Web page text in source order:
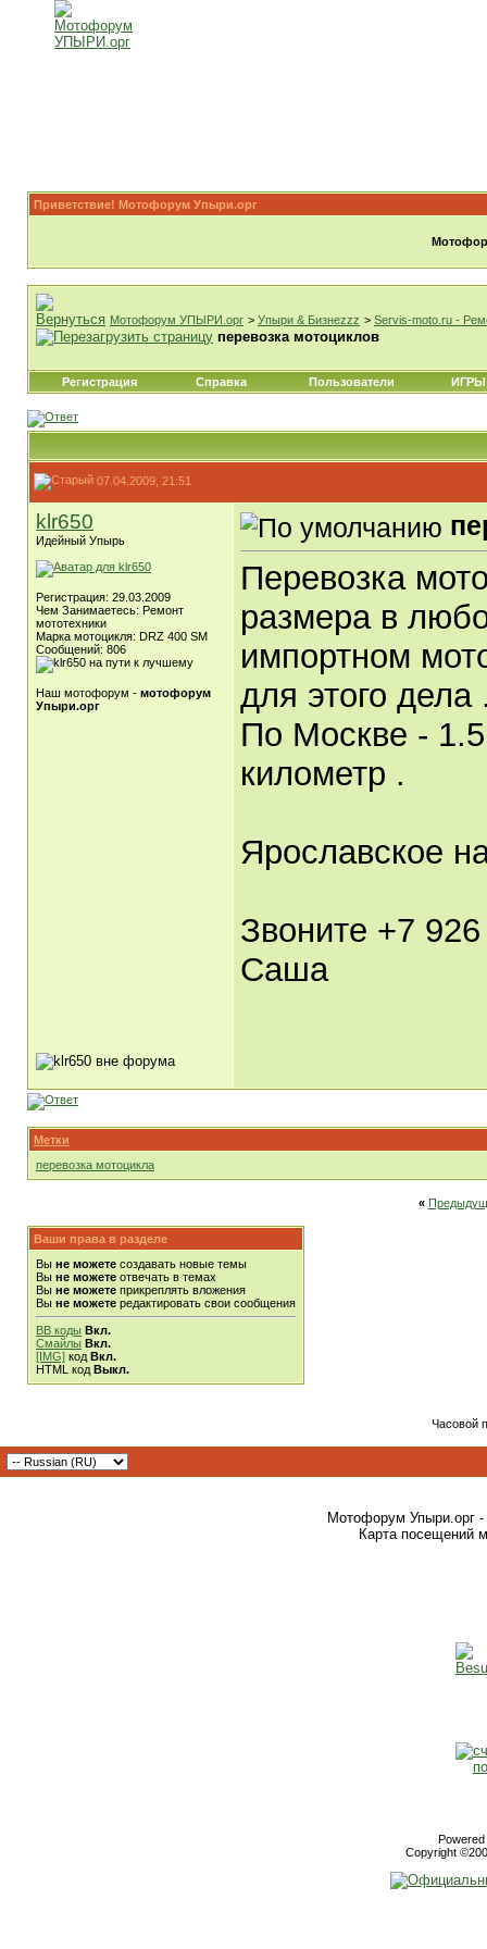
Приветствие! Мотофорум Упыри.орг
Мотофорум УПЫРИ.орг > Упыри & Бизнеzzz > Servis-moto.ru -
перевозка мотоциклов
Регистрация Справка Пользователи ИГРЫ
07.04.2009, 21:51
klr650
Идейный Упырь
Регистрация: 29.03.2009
Чем Занимаетесь: Ремонт
мототехники
Марка мотоцикля: DRZ 400 SM
Сообщений: 806
Наш мотофорум - мотофорум
Упыри.орг
Перевозка
размера в
импортном
для этого дела
По Москве -
километр .
Ярославское
Звоните +7
Саша
Метки
перевозка мотоцикла
«
Ваши права в разделе
Вы не можете создавать новые темы
Вы не можете отвечать в темах
Вы не можете прикреплять вложения
Вы не можете редактировать свои сообщения
BB коды Вкл.
Смайлы Вкл.
[IMG] код Вкл.
HTML код Выкл.
Часовой
Мотофорум Упыри.орг -
Карта посещений
Copyright